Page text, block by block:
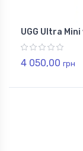
UGG Ultra Mini
4 050,00 грн